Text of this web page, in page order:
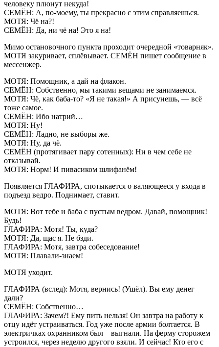
человеку плюнут некуда!
СЕМЁН: А, по-моему, ты прекрасно с этим справляешься.
МОТЯ: Чё на?!
СЕМЁН: Да, ни чё на! Это я на!
Мимо остановочного пункта проходит очередной «товарняк».
МОТЯ закуривает, сплёвывает. СЕМЁН пишет сообщение в
мессенжер.
МОТЯ: Помощник, а дай на флакон.
СЕМЁН: Собственно, мы такими вещами не занимаемся.
МОТЯ: Чё, как баба-то? «Я не такая!» А присунешь, — всё
тоже самое.
СЕМЁН: Ибо натрий…
МОТЯ: Ну!
СЕМЁН: Ладно, не выборы же.
МОТЯ: Ну, да чё.
СЕМЁН (протягивает пару сотенных): Ни в чем себе не
отказывай.
МОТЯ: Норм! И пивасиком шлифанём!
Появляется ГЛАФИРА, спотыкается о валяющееся у входа в
подъезд ведро. Поднимает, ставит.
МОТЯ: Вот тебе и баба с пустым ведром. Давай, помощник!
Будь!
ГЛАФИРА: Мотя! Ты, куда?
МОТЯ: Да, щас я. Не бзди.
ГЛАФИРА: Мотя, завтра собеседование!
МОТЯ: Плавали-знаем!
МОТЯ уходит.
ГЛАФИРА (вслед): Мотя, вернись! (Ушёл). Вы ему денег
дали?
СЕМЁН: Собственно…
ГЛАФИРА: Зачем?! Ему пить нельзя! Он завтра на работу к
отцу идёт устраиваться. Год уже после армии болтается. В
электричках охранником был – выгнали. На ферму сторожем
устроился, через неделю другого взяли. И сейчас! Кто его с